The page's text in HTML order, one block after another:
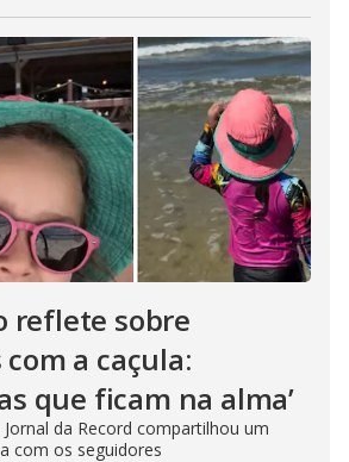
reflete sobre
a caçula:
que ficam na alma’
da Record compartilhou um
com os seguidores